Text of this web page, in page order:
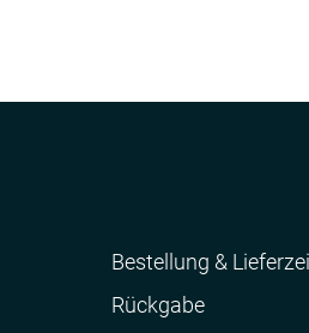
Bestellung &
Rückgabe